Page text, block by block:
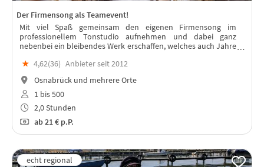
Der Firmensong als Teamevent!
Mit viel Spaß gemeinsam den eigenen Firmensong im
professionellem Tonstudio aufnehmen und dabei ganz
nebenbei ein bleibendes Werk erschaffen, welches auch Jahre
★ 4,62(36) Anbieter seit 2012
Osnabrück und mehrere Orte
1 bis 500
2,0 Stunden
ab21 € p.P.